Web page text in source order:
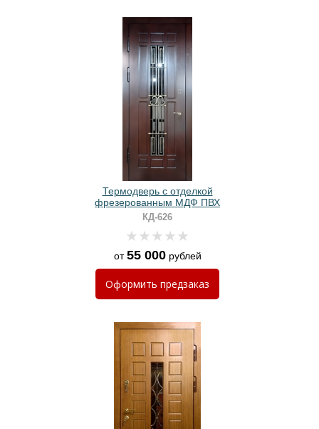
Термодверь с отделкой
фрезерованным МДФ ПВХ
КД-626
от55 000рублей
Оформить предзаказ